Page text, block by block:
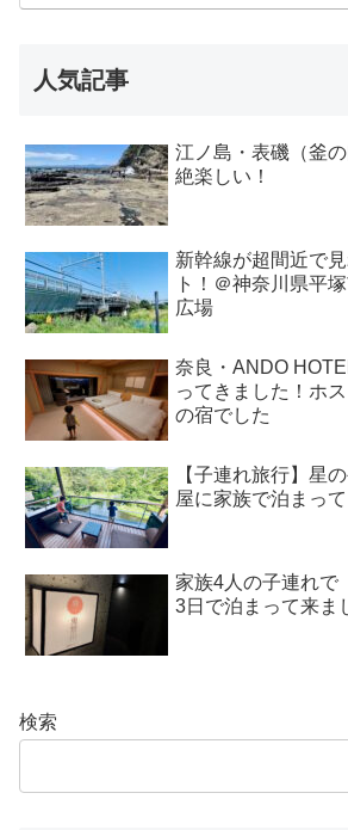
人気記事
江ノ島・表磯（釜
絶楽しい！
新幹線が超間近で
ト！＠神奈川県平
広場
奈良・ANDO
ってきました！ホ
の宿でした
【子連れ旅行】星
屋に家族で泊まって
家族4人の子連れで
3日で泊まって来ま
検索